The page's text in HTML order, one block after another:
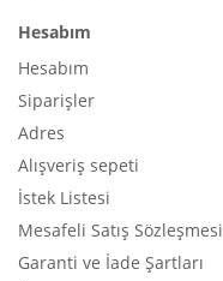
Hesabım
Hesabım
Siparişler
Adres
Alışveriş sepeti
İstek Listesi
Mesafeli Satış Sözleşmesi
Garanti ve İade Şartları